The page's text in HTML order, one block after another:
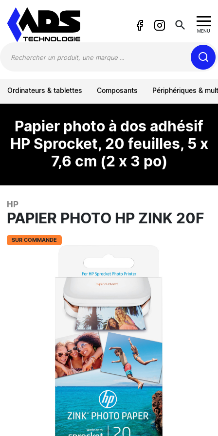
search MENU
Ordinateurs & tablettes Composants Périphériques &
Papier photo à dos adhésif
HP Sprocket, 20 feuilles, 5 x
7,6 cm (2 x 3 po)
HP
PAPIER PHOTO HP ZINK 20F
SUR COMMANDE